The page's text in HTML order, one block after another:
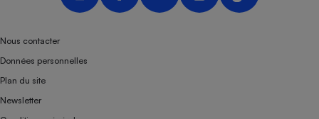
Nous contacter
Données personnelles
Plan du site
Newsletter